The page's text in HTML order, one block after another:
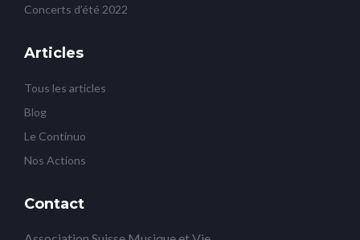
Concerts d’été 2022
Articles
Tous les articles
Blog
Le Continuo
Nos Actions
Contact